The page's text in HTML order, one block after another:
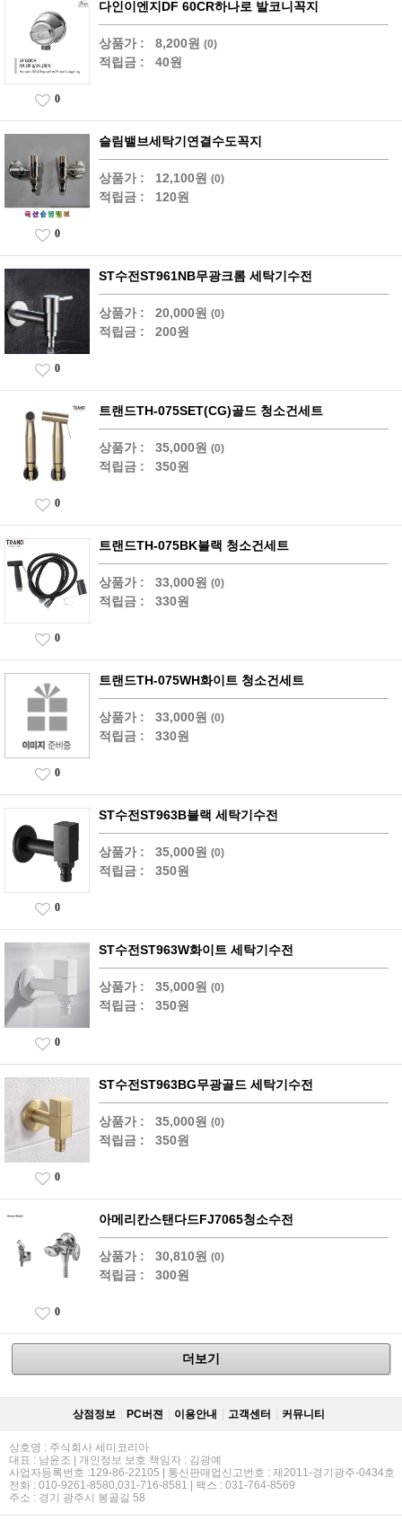
다인이엔지DF 60CR하나로 발코니꼭지
상품가 : 8,200원 (0)
적립금 : 40원
0
슬림밸브세탁기연결수도꼭지
상품가 : 12,100원 (0)
적립금 : 120원
0
ST수전ST961NB무광크롬 세탁기수전
상품가 : 20,000원 (0)
적립금 : 200원
0
트랜드TH-075SET(CG)골드 청소건세트
상품가 : 35,000원 (0)
적립금 : 350원
0
트랜드TH-075BK블랙 청소건세트
상품가 : 33,000원 (0)
적립금 : 330원
0
트랜드TH-075WH화이트 청소건세트
상품가 : 33,000원 (0)
적립금 : 330원
0
ST수전ST963B블랙 세탁기수전
상품가 : 35,000원 (0)
적립금 : 350원
0
ST수전ST963W화이트 세탁기수전
상품가 : 35,000원 (0)
적립금 : 350원
0
ST수전ST963BG무광골드 세탁기수전
상품가 : 35,000원 (0)
적립금 : 350원
0
아메리칸스탠다드FJ7065청소수전
상품가 : 30,810원 (0)
적립금 : 300원
0
더보기
상점정보 PC버젼 이용안내 고객센터 커뮤니티
상호명 : 주식회사 세미코리아
대표 : 남윤조 | 개인정보 보호 책임자 : 김광예
사업자등록번호 :129-86-22105 | 통신판매업신고번호 : 제2011-경기광주-0434호
전화 : 010-9261-8580,031-716-8581 | 팩스 : 031-764-8569
주소 : 경기 광주시 봉골길 58